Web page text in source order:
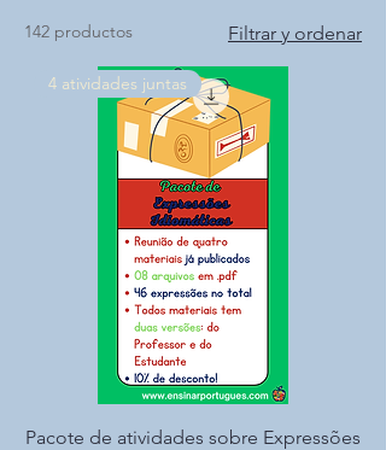
142 productos Filtrar y ordenar
4 atividades juntas
Pacote de atividades sobre Expressões